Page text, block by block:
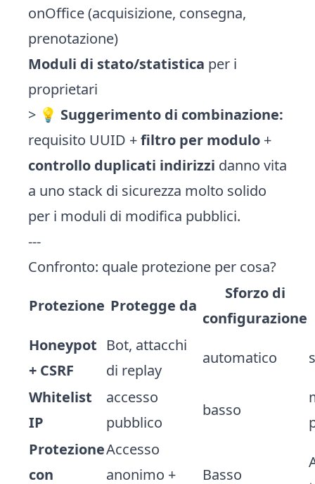
onOffice (acquisizione, consegna,
prenotazione)
Moduli di stato/statistica per i
proprietari
> 💡 Suggerimento di combinazione:
requisito UUID +filtro per modulo +
controllo duplicati indirizzi danno vita
a uno stack di sicurezza molto solido
per i moduli di modifica pubblici.
---
Confronto: quale protezione per cosa?
Protezione Protegge da
Sforzo di
configurazione
Honeypot
+ CSRF
Bot, attacchi
di replay
automatico
Whitelist
IP
accesso
pubblico
basso
Protezione
con
Accesso
anonimo +
Basso